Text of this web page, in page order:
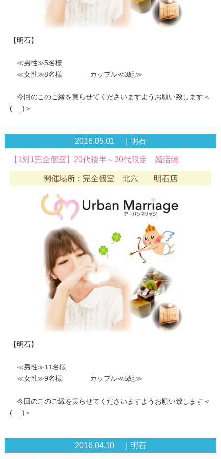
【明石】
≪男性≫5名様
≪女性≫8名様 カップル≪3組≫
今回のこのご縁を実らせてくださいますようお願い致します＜
(_ _)＞
2016.05.01 ｜明石
【1対1完全個室】20代後半～30代限定 婚活編
開催場所：完全個室 北六 明石店
【明石】
≪男性≫11名様
≪女性≫9名様 カップル≪5組≫
今回のこのご縁を実らせてくださいますようお願い致します＜
(_ _)＞
2016.04.10 ｜明石